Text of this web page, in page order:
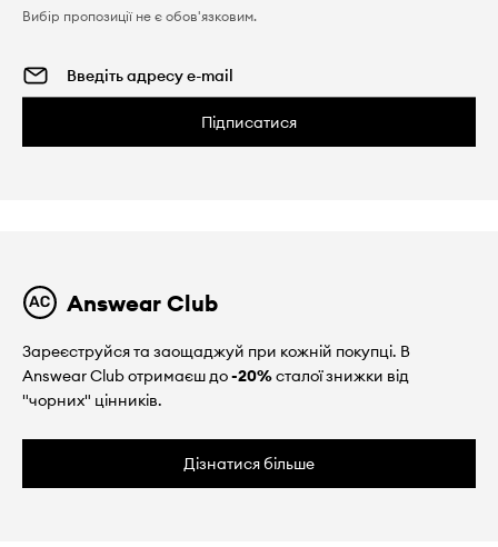
Вибір пропозиції не є обов'язковим.
Підписатися
Answear Club
Зареєструйся та заощаджуй при кожній покупці. В
Answear Club отримаєш до-20%сталої знижки від
"чорних" цінників.
Дізнатися більше